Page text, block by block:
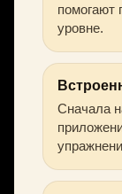
помогают
уровне.
Сначала